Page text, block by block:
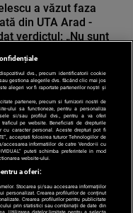
a văzut faza
din UTA Arad -
verdictul: „Nu sunt
dvs., precum identificatorii cookie
gestiona alegerile dvs. făcând clic mai jos
alegeri vor fi raportate partenerilor noștri și
partenere, precum si furnizorii nostri de
ului sa functioneze, pentru a personaliza
si/sau profilul dvs., pentru a va oferi
pe website. Beneficiati de drepturile
cu caracter personal. Aceste drepturi pot fi
acceptati folosirea tuturor Tehnologiilor de
informatiilor de catre Vendor-ii cu
puteti schimba preferintele in mod
website-ului.
a oferi:
Stocarea și/sau accesarea informațiilor
personalizat. Crearea profilurilor de conținut
Crearea profilurilor pentru publicitate
prin statistici sau combinații de date din